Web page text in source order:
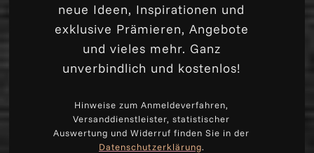
neue Ideen, Inspirationen und
exklusive Prämieren, Angebote
und vieles mehr. Ganz
unverbindlich und kostenlos!
Hinweise zum Anmeldeverfahren,
Versanddienstleister, statistischer
Auswertung und Widerruf finden Sie in der
Datenschutzerklärung.